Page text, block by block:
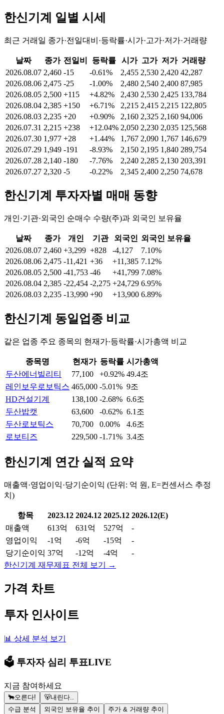
한신기계 일별 시세
최근 거래일 종가·전일대비·등락률·시가·고가·저가·거래량
날짜 종가 전일비 등락률 시가 고가 저가 거래량
2026.08.07 2,460 -15 -0.61% 2,455 2,530 2,420 42,287
2026.08.06 2,475 -25 -1.00% 2,480 2,540 2,400 87,985
2026.08.05 2,500 +115 +4.82% 2,430 2,530 2,425 133,784
2026.08.04 2,385 +150 +6.71% 2,215 2,415 2,215 122,805
2026.08.03 2,235 +20 +0.90% 2,160 2,325 2,160 94,006
2026.07.31 2,215 +238 +12.04% 2,050 2,230 2,035 125,568
2026.07.30 1,977 +28 +1.44% 1,767 2,090 1,767 146,679
2026.07.29 1,949 -191 -8.93% 2,150 2,195 1,840 289,754
2026.07.28 2,140 -180 -7.76% 2,240 2,285 2,130 203,391
2026.07.27 2,320 -5 -0.22% 2,345 2,400 2,250 74,678
한신기계 투자자별 매매 동향
개인·기관·외국인 순매수 수량(주)과 외국인 보유율
날짜 종가 개인 기관 외국인 외국인 보유율
2026.08.07 2,460 +3,299 +828 -4,127
7.10%
2026.08.06 2,475 -11,421 +36 +11,385 7.12%
2026.08.05 2,500 -41,753 -46 +41,799 7.08%
2026.08.04 2,385 -22,454 -2,275 +24,729 6.95%
2026.08.03 2,235 -13,990 +90 +13,900 6.89%
한신기계 동일업종 비교
같은 업종 주요 종목의 현재가·등락률·시가총액 비교
종목명 현재가 등락률 시가총액
두산에너빌리티
77,100 +0.92% 49.4조
레인보우로보틱스 465,000 -5.01% 9조
HD건설기계
138,100 -2.68% 6.6조
두산밥캣
63,600 -0.62% 6.1조
두산로보틱스
70,700 0.00%
4.6조
로보티즈
229,500 -1.71% 3.4조
한신기계 연간 실적 요약
매출액·영업이익·당기순이익 (단위: 억 원, E=컨센서스 추정
치)
항목 2023.12 2024.12 2025.12 2026.12(E)
매출액
613억 631억 527억
-
영업이익
-1억 -6억 -15억
-
당기순이익 37억 -12억 -4억
-
한신기계 재무제표 전체 보기 →
가격 차트
투자 인사이트
📊 상세 분석 보기
🗳️ 투자자 심리 투표LIVE
지금 참여하세요
🐂오른다! 🐻내린다..
수급 분석
외국인 보유율 추이 주가 & 거래량 추이